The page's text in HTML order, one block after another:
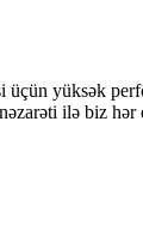
yüksək
ilə biz